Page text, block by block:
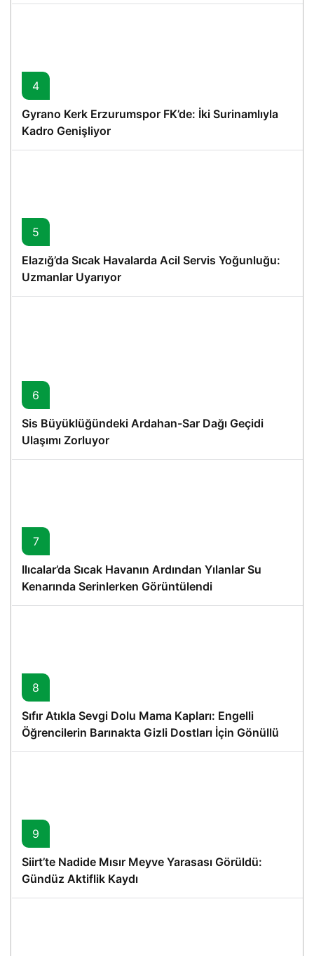
4
Gyrano Kerk Erzurumspor FK’de: İki Surinamlıyla
Kadro Genişliyor
5
Elazığ’da Sıcak Havalarda Acil Servis Yoğunluğu:
Uzmanlar Uyarıyor
6
Sis Büyüklüğündeki Ardahan-Sar Dağı Geçidi
Ulaşımı Zorluyor
7
Ilıcalar’da Sıcak Havanın Ardından Yılanlar Su
Kenarında Serinlerken Görüntülendi
8
Sıfır Atıkla Sevgi Dolu Mama Kapları: Engelli
Öğrencilerin Barınakta Gizli Dostları İçin Gönüllü
Proje
9
Siirt’te Nadide Mısır Meyve Yarasası Görüldü:
Gündüz Aktiflik Kaydı